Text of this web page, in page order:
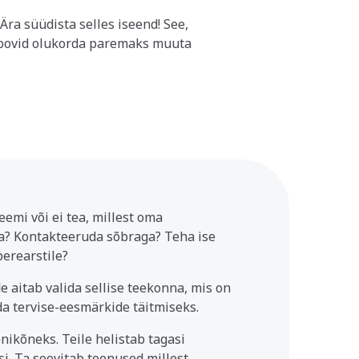
lähedase raske haigus ja/või
Tegelikult tasub nõu küsida
süüdista selles iseend! See,
olukorda paremaks muuta
või ei tea, millest oma
Kontakteeruda sõbraga? Teha ise
aitab valida sellise teekonna, mis on
tervise-eesmärkide täitmiseks.
Teile helistab tagasi